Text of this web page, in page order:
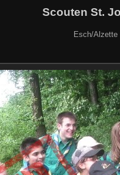
Scouten St.
Esch/Alzette